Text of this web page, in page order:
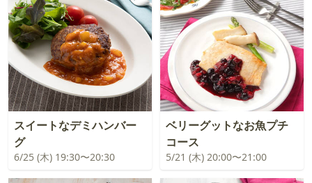
スイートなデミハンバー
グ
6/25 (木) 19:30〜20:30
ベリーグットなお魚プチ
コース
5/21 (木) 20:00〜21:00